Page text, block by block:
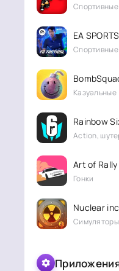
Спортивные
EA
Спортивные
Казуальные
Rainbow
Action,
Art of Rally
Гонки
Nuclear
Симуляторы